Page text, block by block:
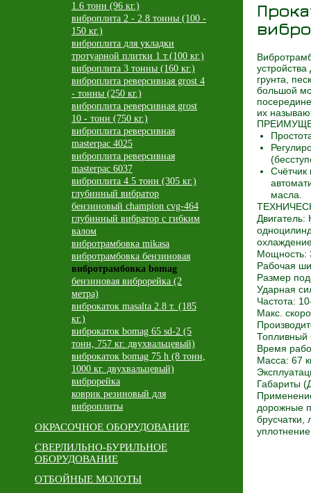
1.6 тонн (96 кг.)
виброплита 2 - 2.8 тонны (100 -
150 кг.)
виброплита для укладки
тротуарной плитки 1 т.(100 кг.)
виброплита 3 тонны (160 кг.)
виброплита реверсивная grost 4
- тонны (250 кг.)
виброплита реверсивная grost
10 - тонн (750 кг.)
виброплита реверсивная
masterpac 4025
виброплита реверсивная
masterpac 6037
виброплита 4.5 тонн (305 кг.)
глубинный вибратор
бензиновый champion cvg-464
глубинный вибратор с гибким
валом
вибротрамбовка mikasa
вибротрамбовка бензиновая
вибротрамбовка bomag
бензиновая виброрейка (2
метра)
виброкаток masalta 2.8 т. (185
кг.)
виброкаток bomag 65 sd-2 (5
тонн, 757 кг. двухвальцевый)
виброкаток bomag 75 h (8 тонн,
1000 кг. двухвальцевый)
виброрейка
коврик резиновый для
виброплиты
ОКРАСОЧНОЕ ОБОРУДОВАНИЕ
СВЕРЛИЛЬНО-БУРИЛЬНОЕ
ОБОРУДОВАНИЕ
ОТБОЙНЫЕ МОЛОТЫ
грунта,
большой
их
Счётчик
масла.
Мощность:
Рабочая
Размер
Ударная
Частота:
Макс.
Топливный
Время
Масса: 67
Габариты
дорожные